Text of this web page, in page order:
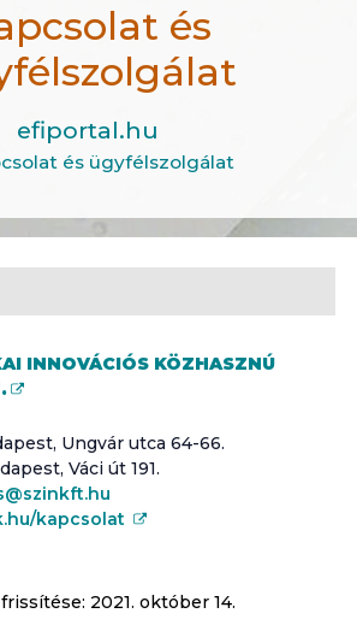
és
efiportal.hu
és ügyfélszolgálat
INNOVÁCIÓS KÖZHASZNÚ
Ungvár utca 64-66.
Váci út 191.
kapcsolat
2021. október 14.